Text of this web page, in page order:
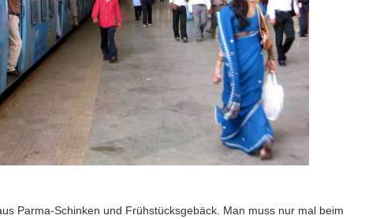
Parma-Schinken und Frühstücksgebäck. Man muss nur mal beim